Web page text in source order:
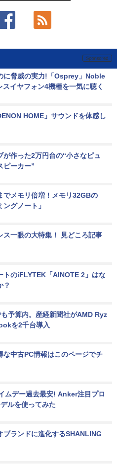
に脅威の実力!「Osprey」Noble
イヤフォン4機種を一気に聴く
HOME」サウンドを体感し
が作った2万円台の“小さなピュ
ピーカー”
でメモリ倍増！メモリ32GBの
ングノート」
ス一眼の大特集！ 見どころ記事
トのiFLYTEK「AINOTE 2」はな
？
予算内。産経新聞社がAMD Ryz
を2千台導入
な中古PC情報はこのページでチ
ムデー過去最安! Anker注目プロ
ルを使ってみた
ブランドに進化するSHANLING